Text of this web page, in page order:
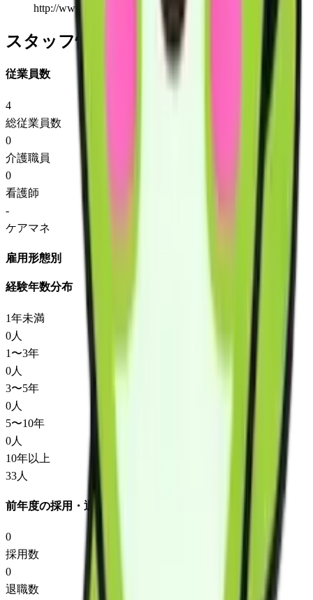
http://www.seiryou-senders.com
スタッフ情報
従業員数
4
総従業員数
0
介護職員
0
看護師
-
ケアマネ
雇用形態別
経験年数分布
1年未満
0人
1〜3年
0人
3〜5年
0人
5〜10年
0人
10年以上
33人
前年度の採用・退職
0
採用数
0
退職数